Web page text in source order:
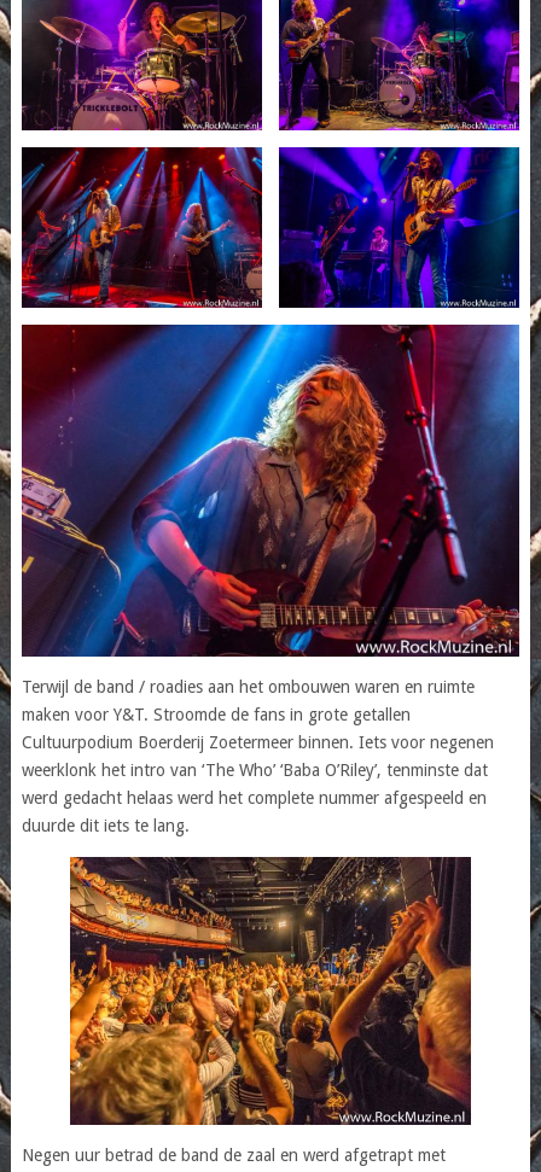
Terwijl de band / roadies aan het ombouwen waren en ruimte
maken voor Y&T. Stroomde de fans in grote getallen
Cultuurpodium Boerderij Zoetermeer binnen. Iets voor negenen
weerklonk het intro van ‘The Who’ ‘Baba O’Riley’, tenminste dat
werd gedacht helaas werd het complete nummer afgespeeld en
duurde dit iets te lang.
Negen uur betrad de band de zaal en werd afgetrapt met